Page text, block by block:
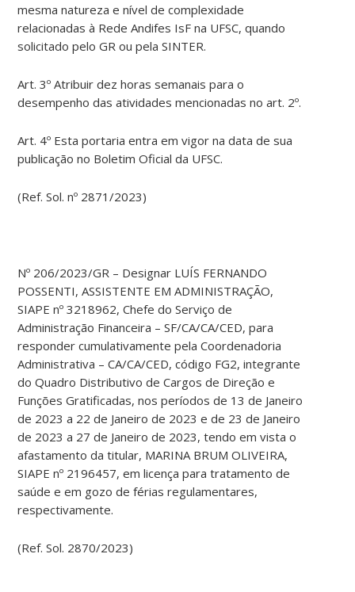
mesma natureza e nível de complexidade
relacionadas à Rede Andifes IsF na UFSC, quando
solicitado pelo GR ou pela SINTER.
Art. 3º Atribuir dez horas semanais para o
desempenho das atividades mencionadas no art. 2º.
Art. 4º Esta portaria entra em vigor na data de sua
publicação no Boletim Oficial da UFSC.
(Ref. Sol. nº 2871/2023)
Nº 206/2023/GR – Designar LUÍS FERNANDO
POSSENTI, ASSISTENTE EM ADMINISTRAÇÃO,
SIAPE nº 3218962, Chefe do Serviço de
Administração Financeira – SF/CA/CA/CED, para
responder cumulativamente pela Coordenadoria
Administrativa – CA/CA/CED, código FG2, integrante
do Quadro Distributivo de Cargos de Direção e
Funções Gratificadas, nos períodos de 13 de Janeiro
de 2023 a 22 de Janeiro de 2023 e de 23 de Janeiro
de 2023 a 27 de Janeiro de 2023, tendo em vista o
afastamento da titular, MARINA BRUM OLIVEIRA,
SIAPE nº 2196457, em licença para tratamento de
saúde e em gozo de férias regulamentares,
respectivamente.
(Ref. Sol. 2870/2023)